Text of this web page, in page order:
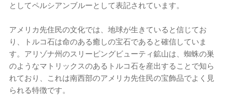
としてペルシアンブルーとして表記されています。
アメリカ先住民の文化では、地球が生きていると信じてお
り、トルコ石は命のある癒しの宝石であると確信していま
す。アリゾナ州のスリーピングビューティ鉱山は、蜘蛛の巣
のようなマトリックスのあるトルコ石を産出することで知ら
れており、これは南西部のアメリカ先住民の宝飾品でよく見
られる特徴です。